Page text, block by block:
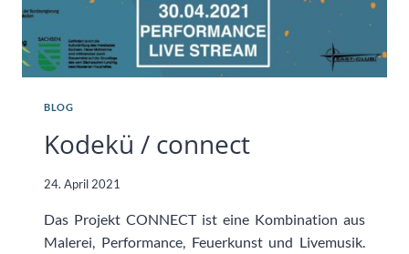
BLOG
Kodekü / connect
24. April 2021
Das Projekt CONNECT ist eine Kombination aus
Malerei, Performance, Feuerkunst und Livemusik.